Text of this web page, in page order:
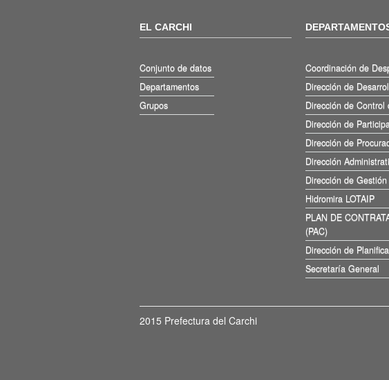
EL CARCHI
Conjunto de datos
Departamentos
Grupos
Coordinación de
Dirección de
Dirección de Control
Dirección de
Dirección de
Dirección
Dirección de
Hidromira LOTAIP
PLAN DE
(PAC)
Dirección de
Secretaría General
2015 Prefectura del Carchi